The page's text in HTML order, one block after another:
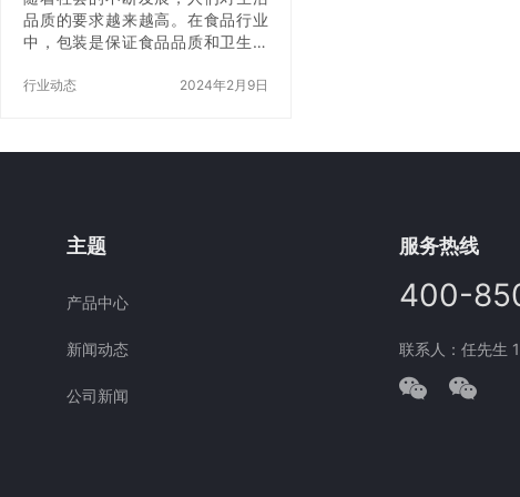
品质的要求越来越高。在食品行业
中，包装是保证食品品质和卫生安
装袋是一个非常重要的步骤。为了
来揭开这款全自动装袋机的秘密，
高精度的包装设备。它采用先进的
列操作。它的工作原理可以简单概
香菇从进料…
行业动态 2024年2月9日
主题
产品中心
新闻动态
公司新闻
服务热线
400-
联系人：任先生